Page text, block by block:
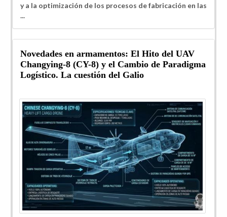
y a la optimización de los procesos de fabricación en las
...
Novedades en armamentos: El Hito del UAV
Changying-8 (CY-8) y el Cambio de Paradigma
Logístico. La cuestión del Galio